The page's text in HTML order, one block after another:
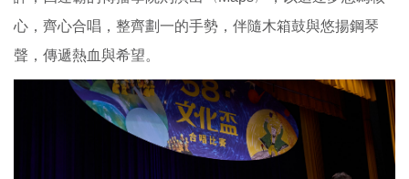
心，齊心合唱，整齊劃一的手勢，伴隨木箱鼓與悠揚鋼琴
聲，傳遞熱血與希望。